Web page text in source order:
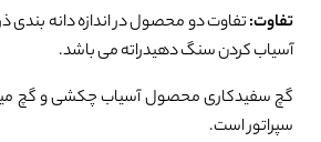
تفاوت:تفاوت دو محصول در اندازه دانه بندی
آسیاب کردن سنگ دهیدراته می باشد.
گچ سفیدکاری محصول آسیاب چکشی و گچ
سپراتور است.